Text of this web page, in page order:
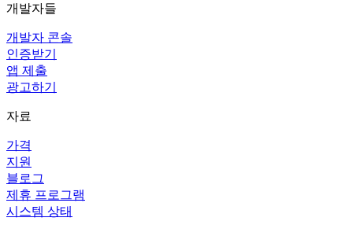
개발자들
개발자 콘솔
인증받기
앱 제출
광고하기
자료
가격
지원
블로그
제휴 프로그램
시스템 상태